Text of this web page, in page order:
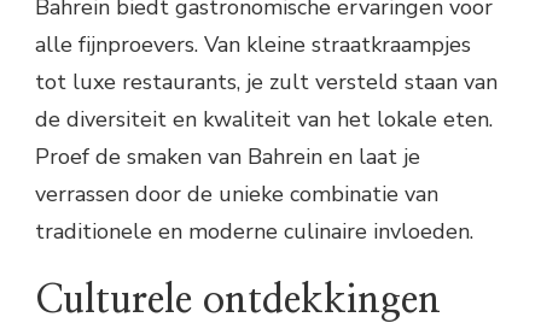
Bahrein biedt gastronomische ervaringen voor
alle fijnproevers. Van kleine straatkraampjes
tot luxe restaurants, je zult versteld staan van
de diversiteit en kwaliteit van het lokale eten.
Proef de smaken van Bahrein en laat je
verrassen door de unieke combinatie van
traditionele en moderne culinaire invloeden.
Culturele ontdekkingen